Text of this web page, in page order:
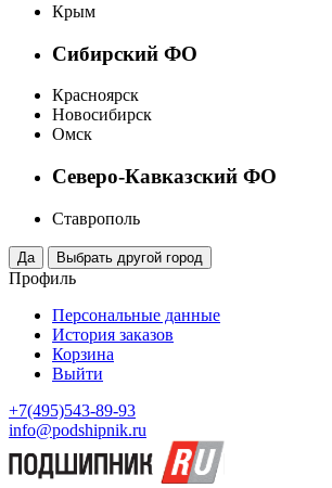
Крым
Сибирский ФО
Красноярск
Новосибирск
Омск
Северо-Кавказский ФО
Ставрополь
Профиль
Персональные данные
История заказов
Корзина
Выйти
+7(495)543-89-93
info@podshipnik.ru